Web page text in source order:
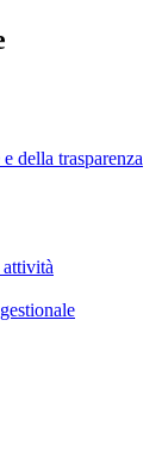
della trasparenza